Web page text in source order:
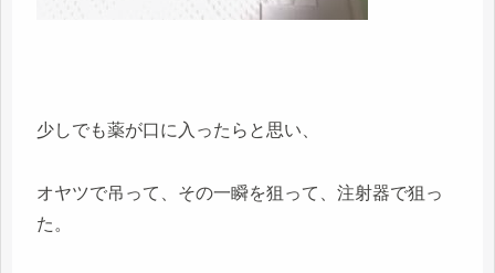
少しでも薬が口に入ったらと思い、
オヤツで吊って、その一瞬を狙って、注射器で狙っ
た。